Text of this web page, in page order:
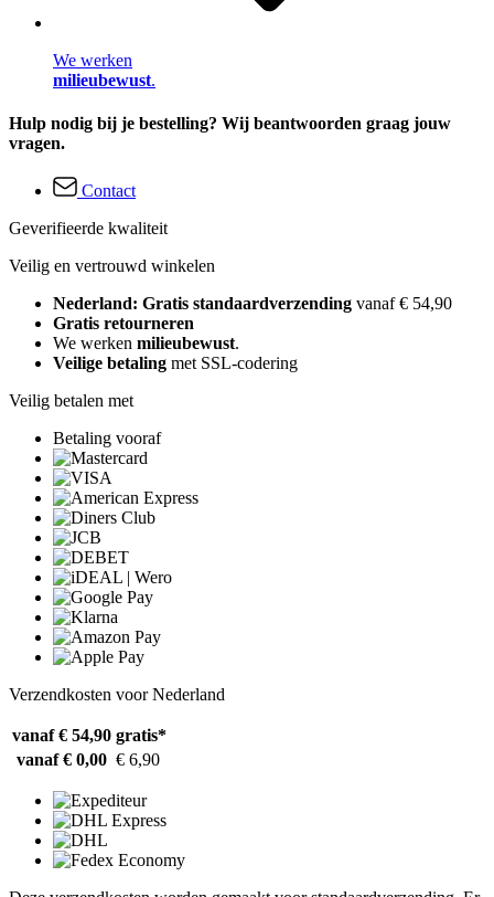
We werken
milieubewust.
Hulp nodig bij je bestelling? Wij beantwoorden graag jouw
vragen.
Contact
Geverifieerde kwaliteit
Veilig en vertrouwd winkelen
Nederland: Gratis standaardverzending vanaf € 54,90
Gratis retourneren
We werken milieubewust.
Veilige betaling met SSL-codering
Veilig betalen met
Betaling vooraf
Verzendkosten voor Nederland
vanaf € 54,90 gratis*
vanaf € 0,00 € 6,90